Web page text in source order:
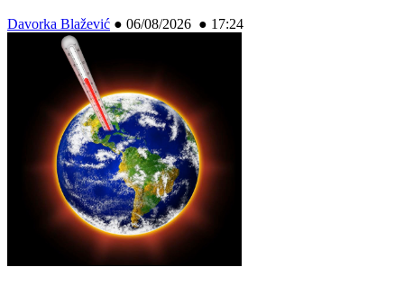
Davorka Blažević ● 06/08/2026 ● 17:24